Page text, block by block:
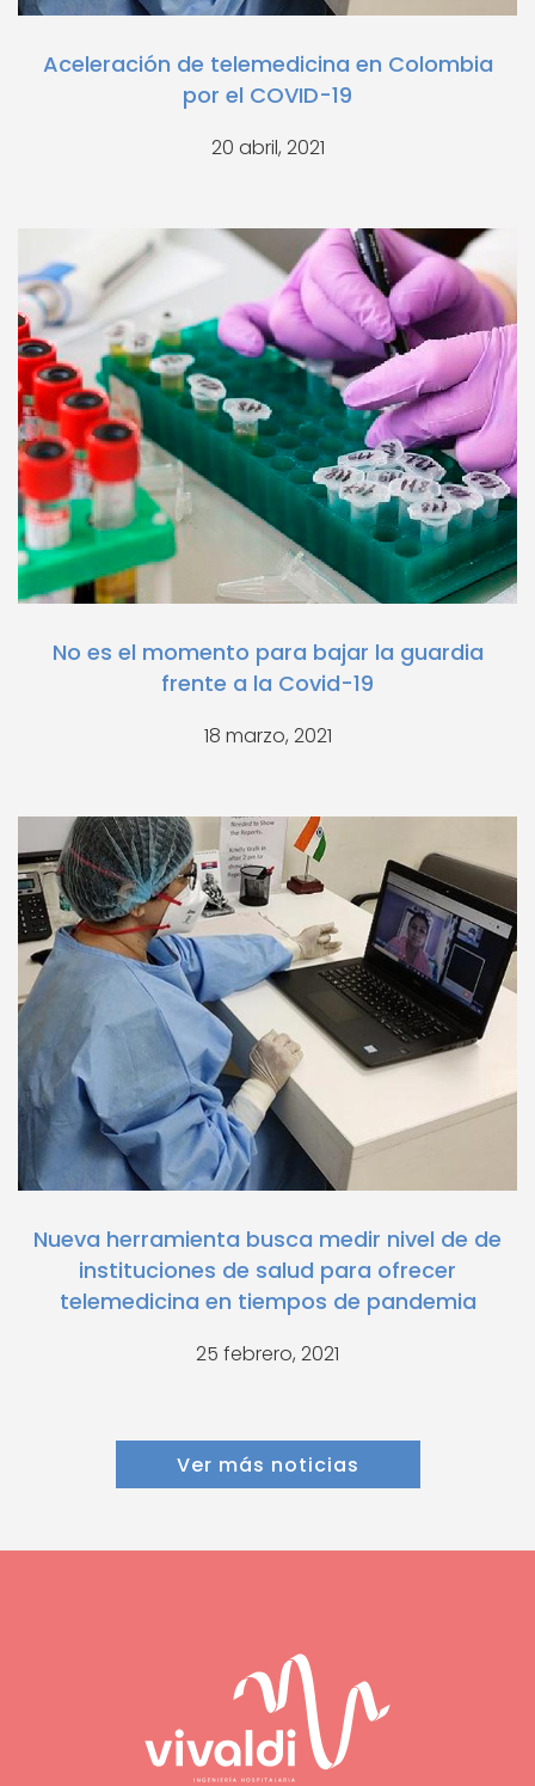
Aceleración de telemedicina en Colombia
por el COVID-19
20 abril, 2021
No es el momento para bajar la guardia
frente a la Covid-19
18 marzo, 2021
Nueva herramienta busca medir nivel de de
instituciones de salud para ofrecer
telemedicina en tiempos de pandemia
25 febrero, 2021
Ver más noticias